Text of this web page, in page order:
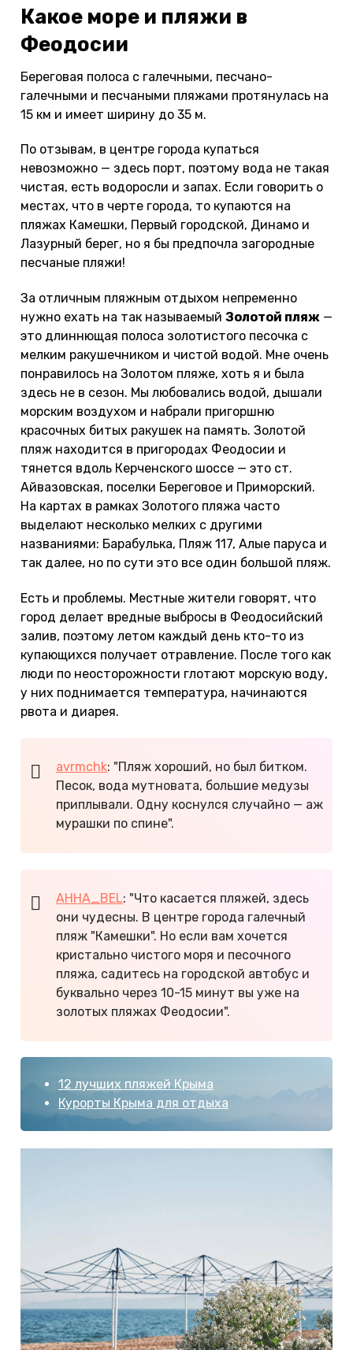
Какое море и пляжи в
Феодосии
Береговая полоса с галечными, песчано-
галечными и песчаными пляжами протянулась на
15 км и имеет ширину до 35 м.
По отзывам, в центре города купаться
невозможно — здесь порт, поэтому вода не такая
чистая, есть водоросли и запах. Если говорить о
местах, что в черте города, то купаются на
пляжах Камешки, Первый городской, Динамо и
Лазурный берег, но я бы предпочла загородные
песчаные пляжи!
За отличным пляжным отдыхом непременно
нужно ехать на так называемый Золотой пляж —
это длиннющая полоса золотистого песочка с
мелким ракушечником и чистой водой. Мне очень
понравилось на Золотом пляже, хоть я и была
здесь не в сезон. Мы любовались водой, дышали
морским воздухом и набрали пригоршню
красочных битых ракушек на память. Золотой
пляж находится в пригородах Феодосии и
тянется вдоль Керченского шоссе — это ст.
Айвазовская, поселки Береговое и Приморский.
На картах в рамках Золотого пляжа часто
выделают несколько мелких с другими
названиями: Барабулька, Пляж 117, Алые паруса и
так далее, но по сути это все один большой пляж.
Есть и проблемы. Местные жители говорят, что
город делает вредные выбросы в Феодосийский
залив, поэтому летом каждый день кто-то из
купающихся получает отравление. После того как
люди по неосторожности глотают морскую воду,
у них поднимается температура, начинаются
рвота и диарея.
avrmchk: "Пляж хороший, но был битком.
Песок, вода мутновата, большие медузы
приплывали. Одну коснулся случайно — аж
мурашки по спине".
AHHA_BEL: "Что касается пляжей, здесь
они чудесны. В центре города галечный
пляж "Камешки". Но если вам хочется
кристально чистого моря и песочного
пляжа, садитесь на городской автобус и
буквально через 10-15 минут вы уже на
золотых пляжах Феодосии".
12 лучших пляжей Крыма
Курорты Крыма для отдыха